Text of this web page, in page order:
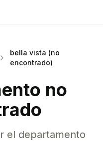
bella vista (no
encontrado)
no
el departamento